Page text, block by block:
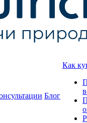
Блог
Как